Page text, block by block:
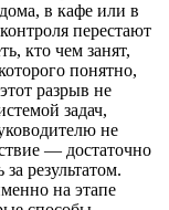
в кафе или в
перестают
кто чем занят,
понятно,
разрыв не
задач,
не
— достаточно
результатом.
на этапе